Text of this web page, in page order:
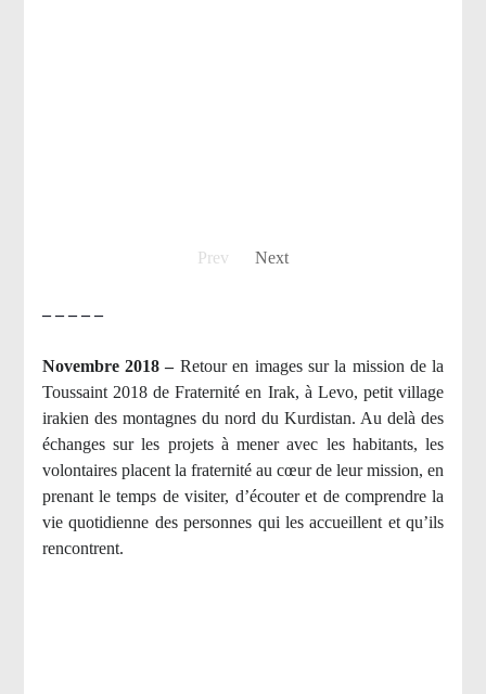
Prev Next
– – – – –
Novembre 2018 – Retour en images sur la mission de la
Toussaint 2018 de Fraternité en Irak, à Levo, petit village
irakien des montagnes du nord du Kurdistan. Au delà des
échanges sur les projets à mener avec les habitants, les
volontaires placent la fraternité au cœur de leur mission, en
prenant le temps de visiter, d’écouter et de comprendre la
vie quotidienne des personnes qui les accueillent et qu’ils
rencontrent.